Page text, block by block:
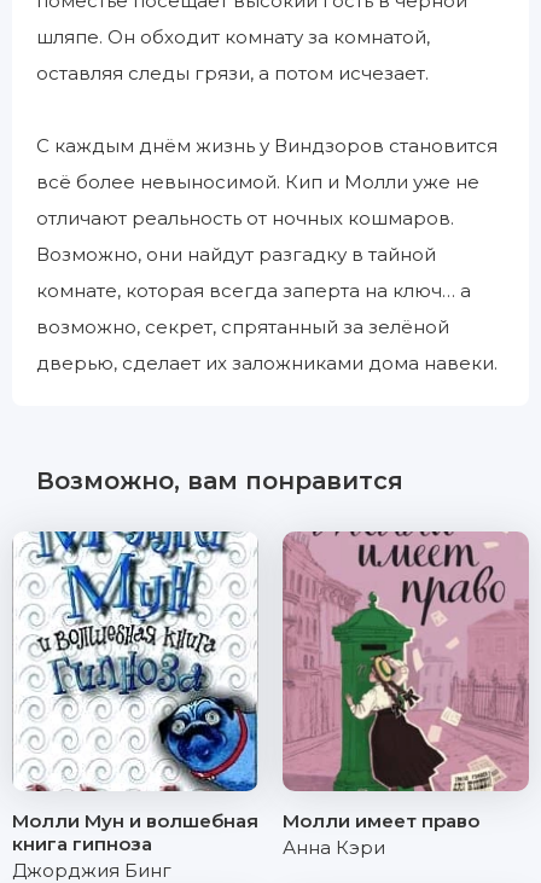
шляпе. Он обходит комнату за комнатой,
оставляя следы грязи, а потом исчезает.
С каждым днём жизнь у Виндзоров становится
всё более невыносимой. Кип и Молли уже не
отличают реальность от ночных кошмаров.
Возможно, они найдут разгадку в тайной
комнате, которая всегда заперта на ключ… а
возможно, секрет, спрятанный за зелёной
дверью, сделает их заложниками дома навеки.
Возможно, вам понравится
Молли Мун и волшебная
книга гипноза
Джорджия Бинг
Молли имеет право
Анна Кэри